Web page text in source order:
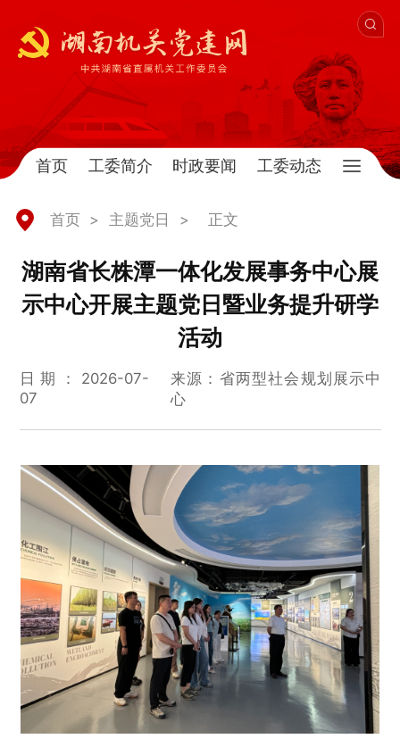
首页 工委简介 时政要闻 工委动态
首页 > 主题党日 > 正文
湖南省长株潭一体化发展事务中心展
示中心开展主题党日暨业务提升研学
活动
日期：2026-07-
07
来源：省两型社会规划展示中
心